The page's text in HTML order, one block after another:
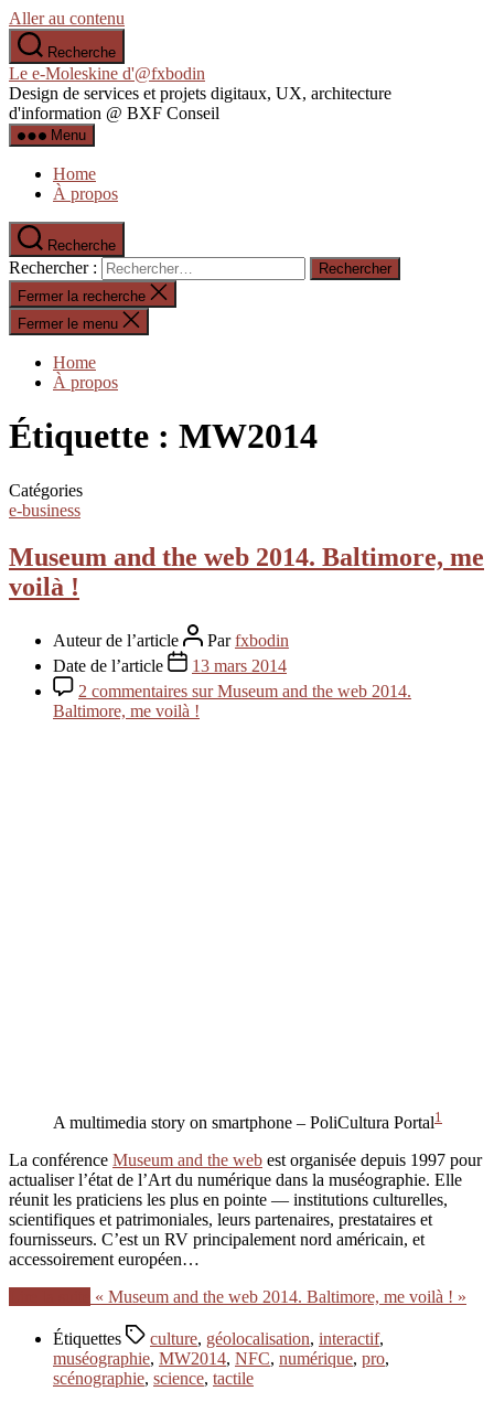
Aller au contenu
Recherche
Le e-Moleskine d'@fxbodin
Design de services et projets digitaux, UX, architecture
d'information @ BXF Conseil
Menu
Home
À propos
Recherche
Rechercher :
Fermer la recherche
Fermer le menu
Home
À propos
Étiquette : MW2014
Catégories
e-business
Museum and the web 2014. Baltimore, me
voilà !
Auteur de l’article Parfxbodin
Date de l’article
13 mars 2014
2 commentaires sur Museum and the web 2014.
Baltimore, me voilà !
A multimedia story on smartphone – PoliCultura Portal1
La conférence Museum and the web est organisée depuis 1997 pour
actualiser l’état de l’Art du numérique dans la muséographie. Elle
réunit les praticiens les plus en pointe — institutions culturelles,
scientifiques et patrimoniales, leurs partenaires, prestataires et
fournisseurs. C’est un RV principalement nord américain, et
accessoirement européen…
« Museum and the web 2014. Baltimore, me voilà ! »
Étiquettes culture, géolocalisation, interactif,
muséographie, MW2014, NFC, numérique, pro,
scénographie, science, tactile